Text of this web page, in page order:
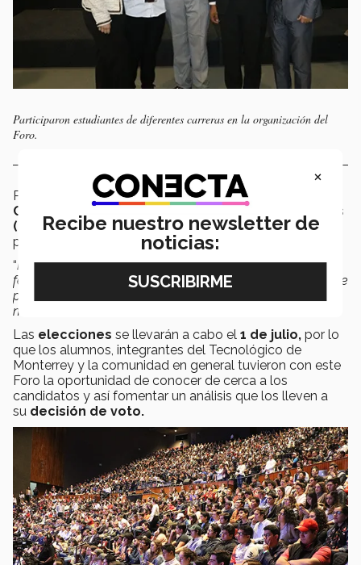
Participaron estudiantes de diferentes carreras en la organización del
Foro.
Por su parte
Luis Lauro Torres, presidente del
Comité Ejecutivo de la Federación de Estudiantes
(FEITESM), señaló que fue un logro muy significativo
para la Institución.
“Este tipo de proyectos son los que tiene que hacer una
federación de estudiantes y este tipo de cosas son las que
pueden cambiar al país, son las que pueden cambiar
nuestro entorno
Las elecciones se llevarán a cabo el 1 de julio, por lo
que los alumnos, integrantes del Tecnológico de
Monterrey y la comunidad en general tuvieron con este
Foro la oportunidad de conocer de cerca a los
candidatos y así fomentar un análisis que los lleven a
su decisión de voto.
×
Recibe nuestro newsletter de
noticias: